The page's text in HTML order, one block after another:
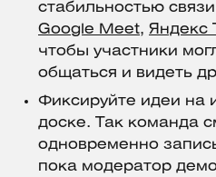
стабильностью
Google Meet, Яндекс
чтобы участники
общаться и видеть
Фиксируйте идеи на
доске. Так команда
одновременно
пока модератор